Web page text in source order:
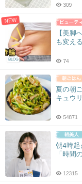
309
NEW
BLOG
【美脚
も変え
74
夏の朝
キュウリ
54871
朝4時起
「時間
12315